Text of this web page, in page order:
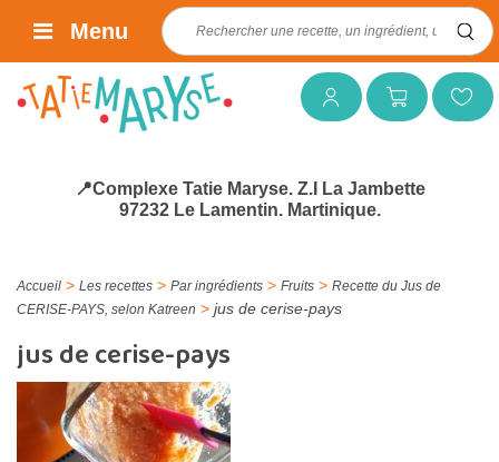
Mon compteMon panierMes favoris
Rechercher :
Menu
📍Complexe Tatie Maryse. Z.I La Jambette
97232 Le Lamentin. Martinique.
Accueil > Les recettes > Par ingrédients > Fruits > Recette du Jus de
CERISE-PAYS, selon Katreen > jus de cerise-pays
jus de cerise-pays